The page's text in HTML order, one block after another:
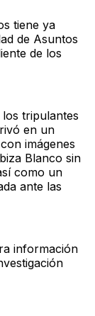
tiene ya
de Asuntos
de los
tripulantes
en un
imágenes
Blanco sin
como un
ante las
información